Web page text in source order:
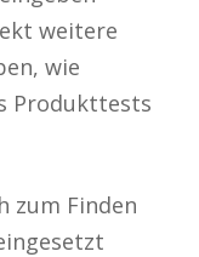
weitere
wie
Produkttests
zum Finden